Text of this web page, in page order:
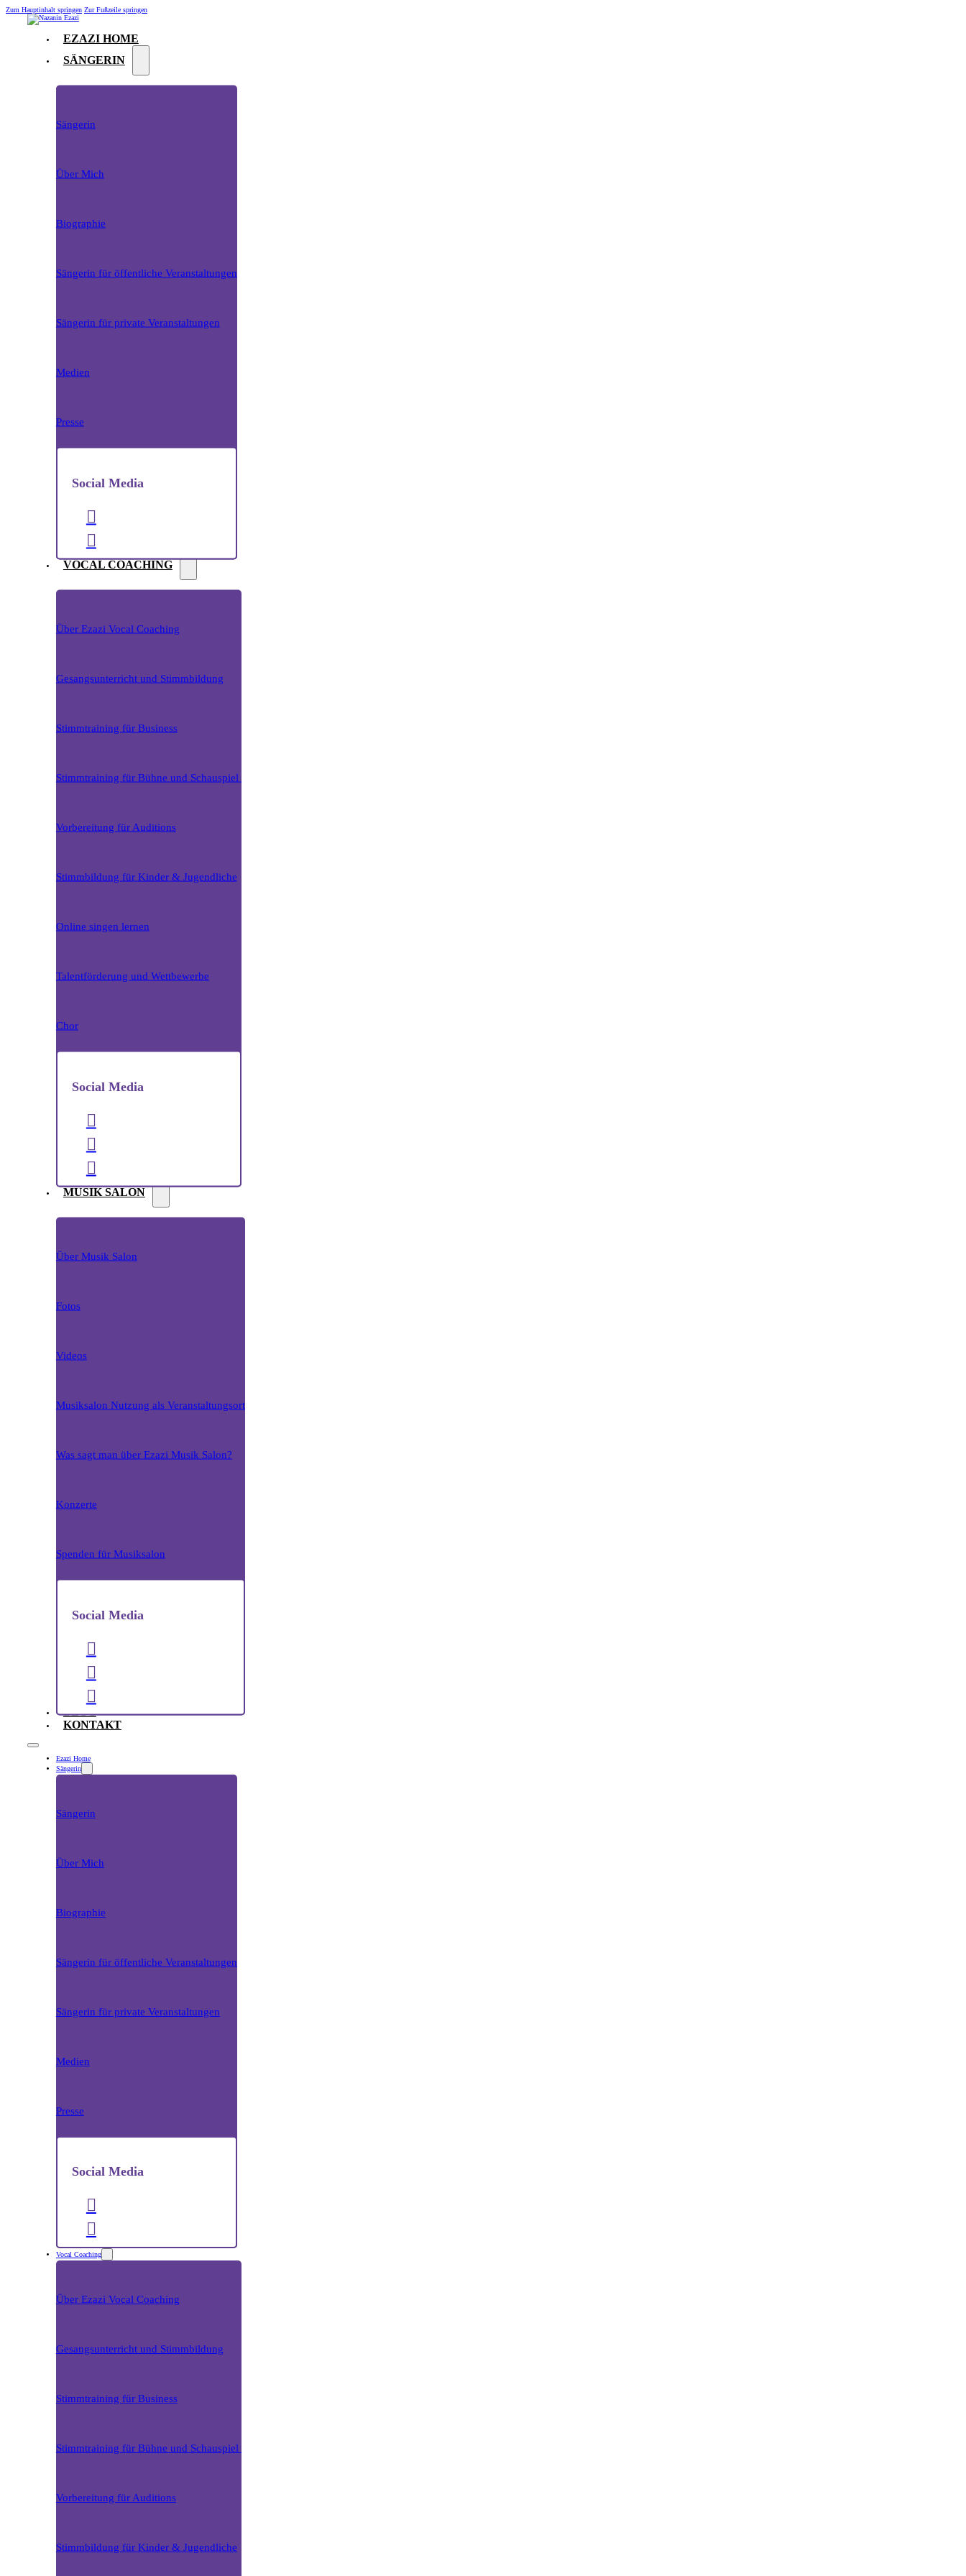
Zum Hauptinhalt springen Zur Fußzeile springen
EZAZI HOME
SÄNGERIN
Sängerin
Über Mich
Biographie
Sängerin für öffentliche Veranstaltungen
Sängerin für private Veranstaltungen
Medien
Presse
Social Media
VOCAL COACHING
Über Ezazi Vocal Coaching
Gesangsunterricht und Stimmbildung
Stimmtraining für Business
Stimmtraining für Bühne und Schauspiel
Vorbereitung für Auditions
Stimmbildung für Kinder & Jugendliche
Online singen lernen
Talentförderung und Wettbewerbe
Chor
Social Media
MUSIK SALON
Über Musik Salon
Fotos
Videos
Musiksalon Nutzung als Veranstaltungsort
Was sagt man über Ezazi Musik Salon?
Konzerte
Spenden für Musiksalon
Social Media
BLOG
KONTAKT
Ezazi Home
Sängerin
Sängerin
Über Mich
Biographie
Sängerin für öffentliche Veranstaltungen
Sängerin für private Veranstaltungen
Medien
Presse
Social Media
Vocal Coaching
Über Ezazi Vocal Coaching
Gesangsunterricht und Stimmbildung
Stimmtraining für Business
Stimmtraining für Bühne und Schauspiel
Vorbereitung für Auditions
Stimmbildung für Kinder & Jugendliche